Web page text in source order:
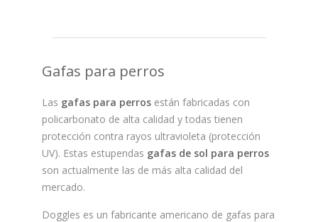
Gafas para perros
Las gafas para perros están fabricadas con
policarbonato de alta calidad y todas tienen
protección contra rayos ultravioleta (protección
UV). Estas estupendas gafas de sol para perros
son actualmente las de más alta calidad del
mercado.
Doggles es un fabricante americano de gafas para